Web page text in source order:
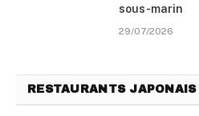
sous-marin
29/07/2026
RESTAURANTS JAPONAIS